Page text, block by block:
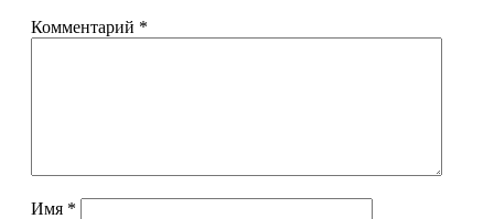
Комментарий *
Имя *